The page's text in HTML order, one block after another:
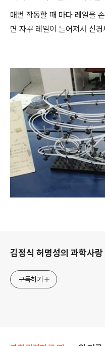
매번 작동할 때 마다 레일을
면 자꾸 레일이 틀어져서 신
김정식 허명성의 과학사랑
구독하기